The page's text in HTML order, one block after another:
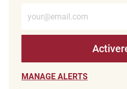
MANAGE ALERTS